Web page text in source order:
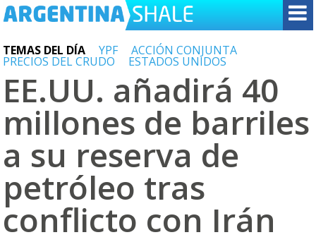
TEMAS DEL DÍA YPF ACCIÓN CONJUNTA
PRECIOS DEL CRUDO ESTADOS UNIDOS
EE.UU. añadirá 40
millones de barriles
a su reserva de
petróleo tras
conflicto con Irán